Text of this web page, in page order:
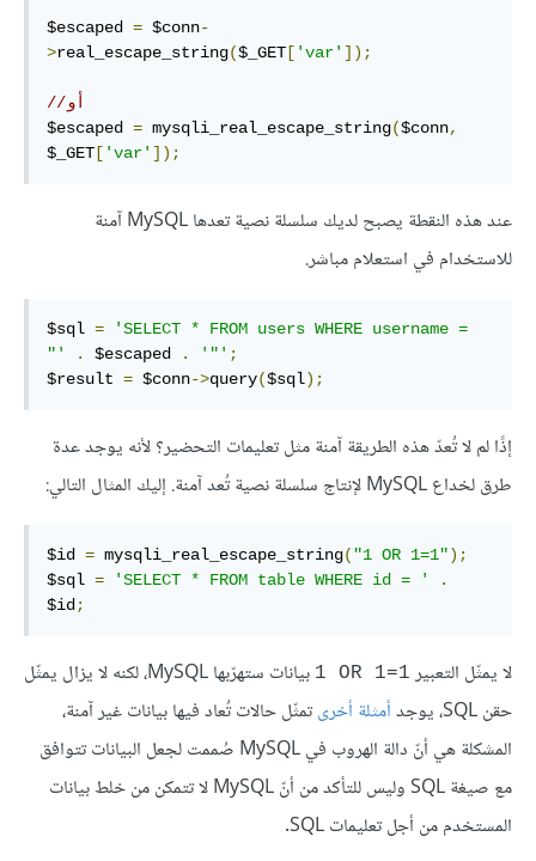
$escaped = $conn-
>real_escape_string($_GET [ 'var' ]);
//أو
$escaped = mysqli_real_escape_string($conn,
$_GET [ 'var' ]);
عند هذه النقطة يصبح لديك سلسلة نصية تعدها MySQL آمنة
للاستخدام في استعلام مباشر.
$sql =
'SELECT * FROM users WHERE username =
"'
. $escaped . '"' ;
$result = $conn->query($sql);
إذًا لم لا تُعدّ هذه الطريقة آمنة مثل تعليمات التحضير؟ لأنه يوجد عدة
طرق لخداع MySQL لإنتاج سلسلة نصية تُعد آمنة. إليك المثال التالي:
$id = mysqli_real_escape_string( "1 OR 1=1");
$sql = 'SELECT * FROM table WHERE id = '
.
$id ;
لا يمثّل التعبير ‎1 OR 1=1‎
بيانات ستهرّبها MySQL، لكنه لا يزال يمثّل
حقن SQL، يوجد
أمثلة أخرىتمثّل حالات تُعاد فيها بيانات غير آمنة،
المشكلة هي أنّ دالة الهروب في MySQL صُممت لجعل البيانات تتوافق
مع صيغة SQL وليس للتأكد من أنّ MySQL لا تتمكن من خلط بيانات
المستخدم من أجل تعليمات SQL.